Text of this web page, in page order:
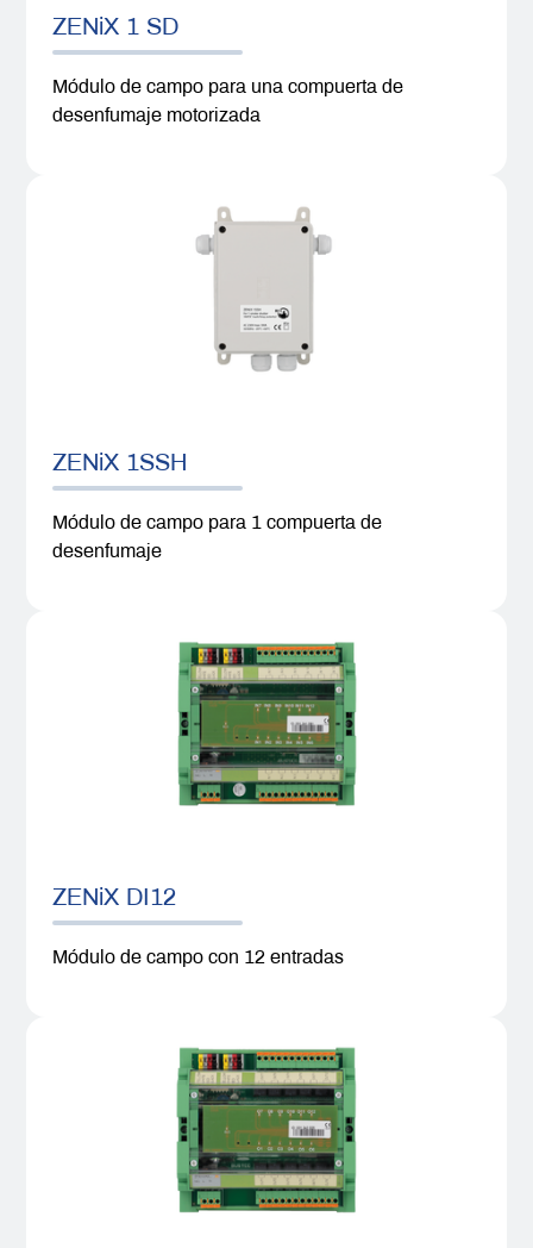
ZENiX 1 SD
Módulo de campo para una compuerta de
desenfumaje motorizada
ZENiX 1SSH
Módulo de campo para 1 compuerta de
desenfumaje
ZENiX DI12
Módulo de campo con 12 entradas